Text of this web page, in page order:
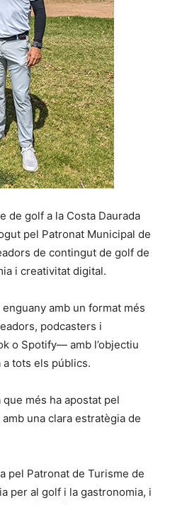
de golf a la Costa Daurada
pel Patronat Municipal de
de contingut de golf de
i creativitat digital.
amb un format més
podcasters i
o Spotify— amb l’objectiu
tots els públics.
més ha apostat pel
una clara estratègia de
pel Patronat de Turisme de
per al golf i la gastronomia, i